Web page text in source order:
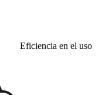
Eficiencia en el uso